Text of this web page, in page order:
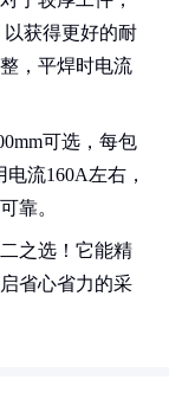
获得更好的耐
，平焊时电流
可选，每包
流160A左右，
靠。
之选！它能精
省心省力的采